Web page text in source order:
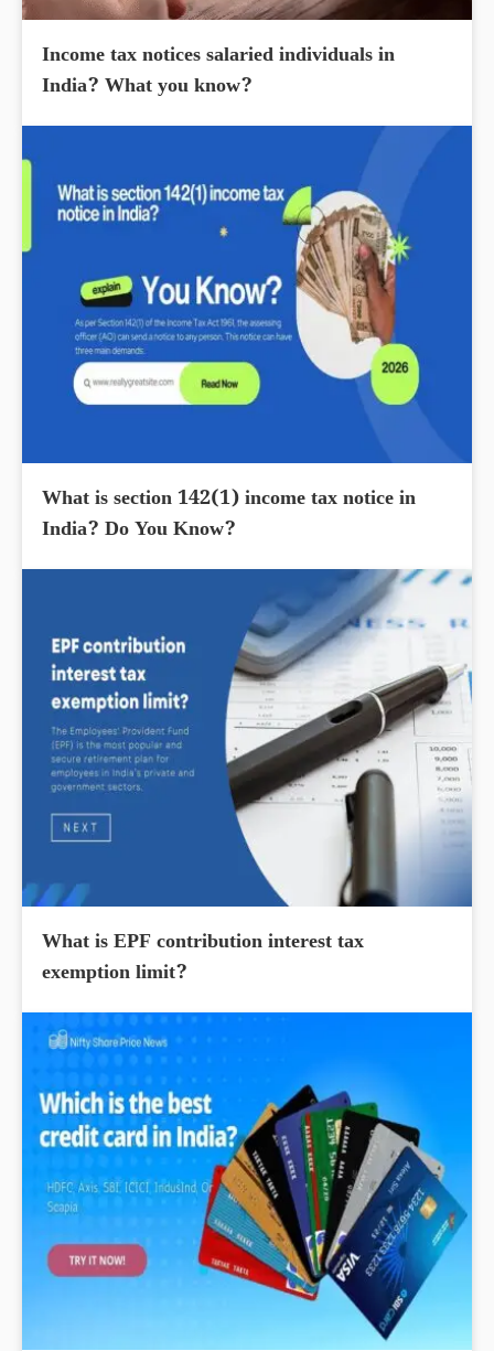
Income tax notices salaried individuals in
India? What you know?
What is section 142(1) income tax notice in
India? Do You Know?
What is EPF contribution interest tax
exemption limit?